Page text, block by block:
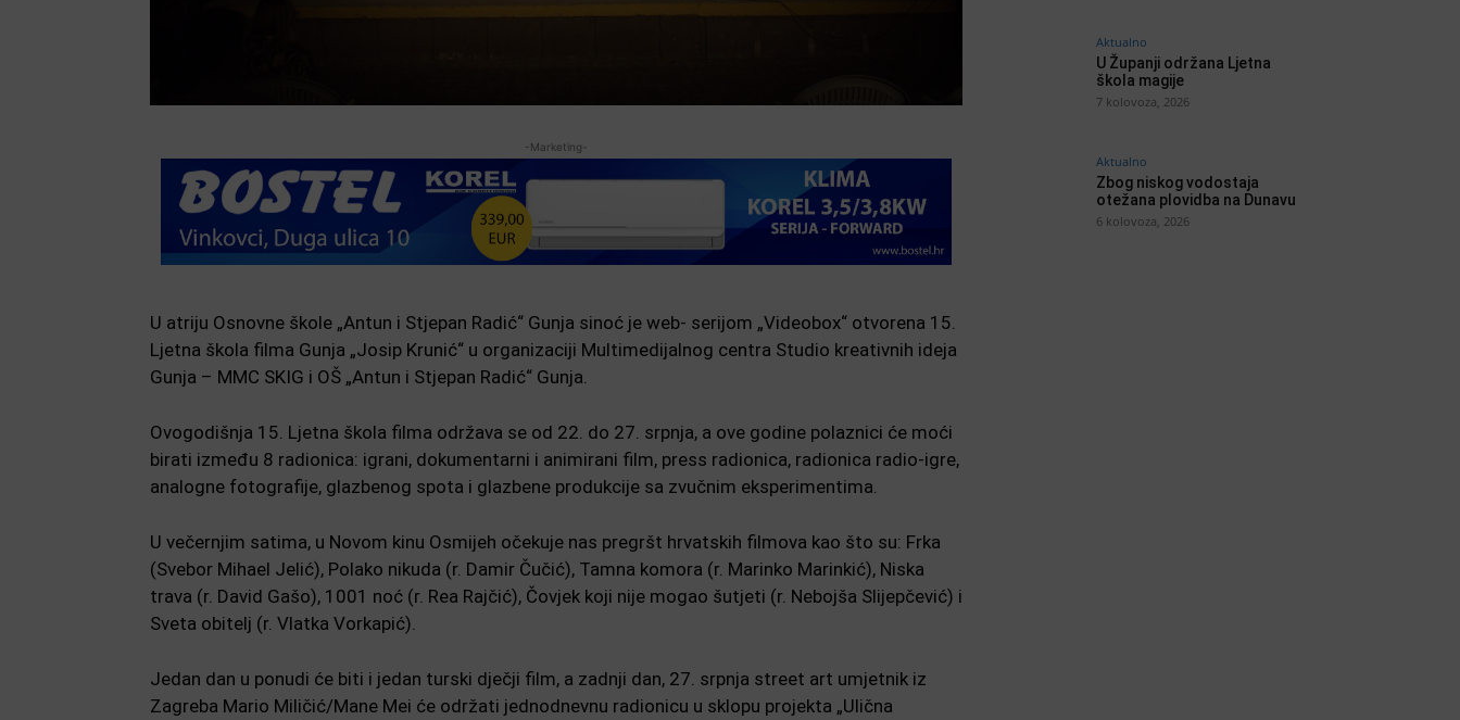
-Marketing-
U atriju Osnovne škole „Antun i Stjepan Radić“ Gunja sinoć je web- serijom „Videobox“ otvorena 15.
Ljetna škola filma Gunja „Josip Krunić“ u organizaciji Multimedijalnog centra Studio kreativnih ideja
Gunja – MMC SKIG i OŠ „Antun i Stjepan Radić“ Gunja.
Ovogodišnja 15. Ljetna škola filma održava se od 22. do 27. srpnja, a ove godine polaznici će moći
birati između 8 radionica: igrani, dokumentarni i animirani film, press radionica, radionica radio-igre,
analogne fotografije, glazbenog spota i glazbene produkcije sa zvučnim eksperimentima.
U večernjim satima, u Novom kinu Osmijeh očekuje nas pregršt hrvatskih filmova kao što su: Frka
(Svebor Mihael Jelić), Polako nikuda (r. Damir Čučić), Tamna komora (r. Marinko Marinkić), Niska
trava (r. David Gašo), 1001 noć (r. Rea Rajčić), Čovjek koji nije mogao šutjeti (r. Nebojša Slijepčević) i
Sveta obitelj (r. Vlatka Vorkapić).
Jedan dan u ponudi će biti i jedan turski dječji film, a zadnji dan, 27. srpnja street art umjetnik iz
Zagreba Mario Miličić/Mane Mei će održati jednodnevnu radionicu u sklopu projekta „Ulična
Aktualno
U Županji održana Ljetna
škola magije
7 kolovoza, 2026
Aktualno
Zbog niskog vodostaja
otežana plovidba na Dunavu
6 kolovoza, 2026